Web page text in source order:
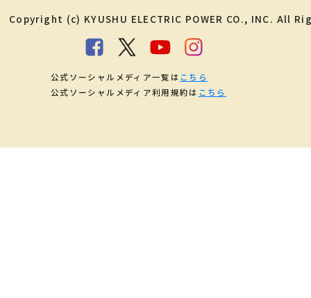
Copyright (c) KYUSHU ELECTRIC POWER CO., INC. All
公式ソーシャルメディア一覧は こちら
公式ソーシャルメディア利用規約は こちら